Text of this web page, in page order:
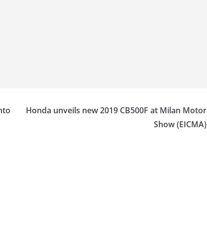
Honda unveils new 2019 CB500F at Milan Motor
Show (EICMA)